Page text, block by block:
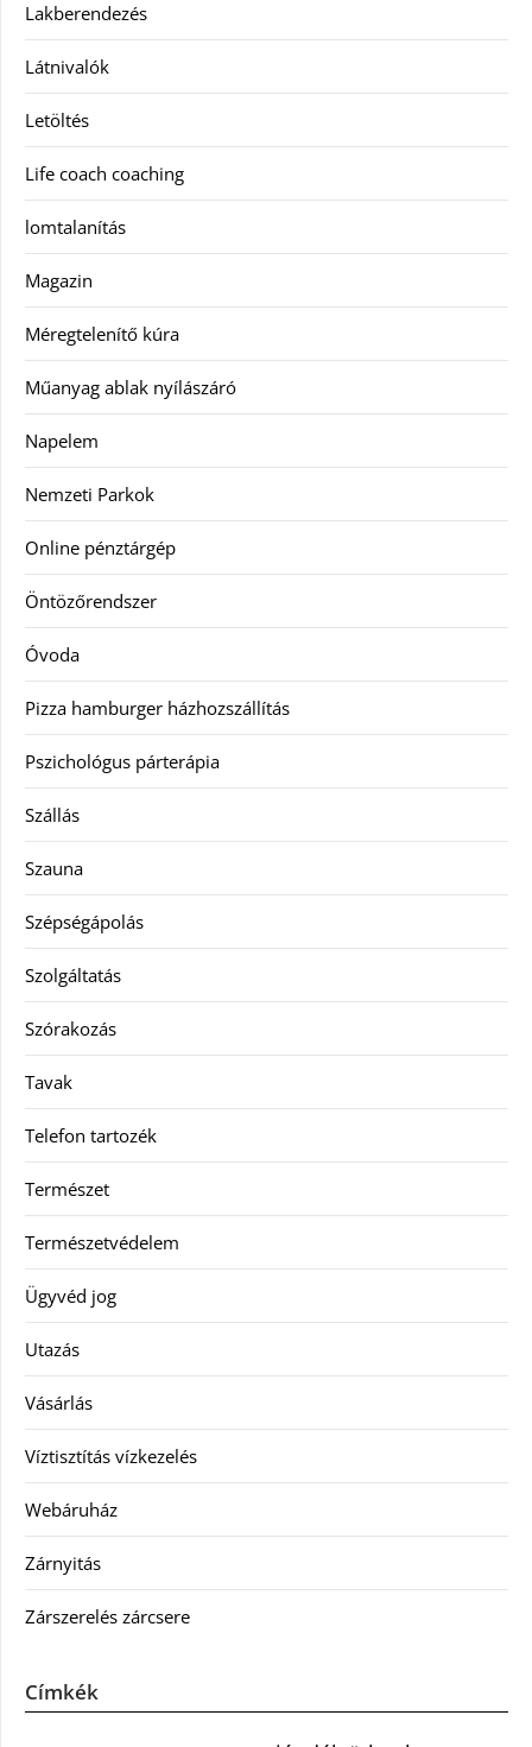
Lakberendezés
Látnivalók
Letöltés
Life coach coaching
lomtalanítás
Magazin
Méregtelenítő kúra
Műanyag ablak nyílászáró
Napelem
Nemzeti Parkok
Online pénztárgép
Öntözőrendszer
Óvoda
Pizza hamburger házhozszállítás
Pszichológus párterápia
Szállás
Szauna
Szépségápolás
Szolgáltatás
Szórakozás
Tavak
Telefon tartozék
Természet
Természetvédelem
Ügyvéd jog
Utazás
Vásárlás
Víztisztítás vízkezelés
Webáruház
Zárnyitás
Zárszerelés zárcsere
Címkék